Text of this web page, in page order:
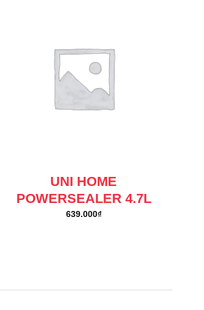
UNI HOME
POWERSEALER 4.7L
639.000₫